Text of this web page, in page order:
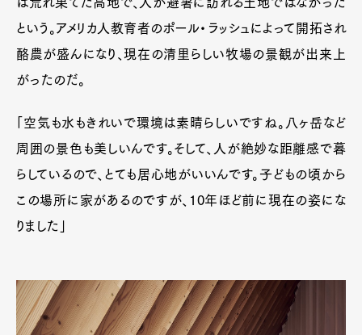
は荒れ果てた高地で、人が避暑に訪れる土地ではなかった
という。アメリカ人教育者のポール・ラッシュによって開拓され
酪農が盛んになり、現在の清里らしい牧場の景観が出来上
がったのだ。
「空気も水もきれいで環境は素晴らしいですね。八ヶ岳など
周囲の景色も美しいんです。そして、人が絶妙な距離感で暮
らしているので、とても居心地がいいんです。子どもの頃から
この場所に家があるのですが、10年ほど前に現在の姿にな
りました」